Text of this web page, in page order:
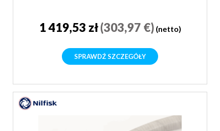
1 419,53 zł(303,97 €) (netto)
SPRAWDŹ SZCZEGÓŁY